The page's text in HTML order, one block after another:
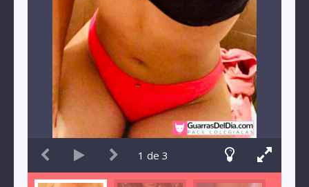
1 de 3